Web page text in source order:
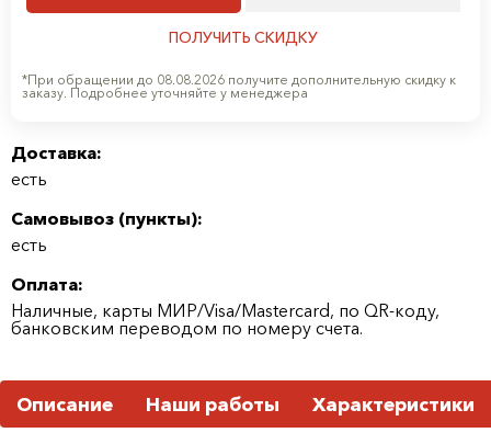
ПОЛУЧИТЬ СКИДКУ
*При обращении до 08.08.2026 получите дополнительную скидку к
заказу. Подробнее уточняйте у менеджера
Доставка:
есть
Самовывоз (пункты):
есть
Оплата:
Наличные, карты МИР/Visa/Mastercard, по QR-коду,
банковским переводом по номеру счета.
Описание Наши работы Характеристики